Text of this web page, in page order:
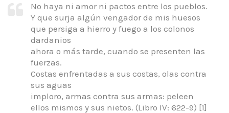
No haya ni amor ni pactos entre los pueblos.
Y que surja algún vengador de mis huesos
que persiga a hierro y fuego a los colonos
dardanios
ahora o más tarde, cuando se presenten las
fuerzas.
Costas enfrentadas a sus costas, olas contra
sus aguas
imploro, armas contra sus armas: peleen
ellos mismos y sus nietos. (Libro IV: 622-9) [1]